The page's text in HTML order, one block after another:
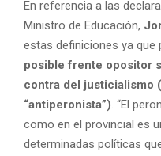
En referencia a las
Ministro de Educación,
estas definiciones ya que
posible frente opositor
contra del justicialismo
“antiperonista”). “El
como en el provincial es
determinadas políticas